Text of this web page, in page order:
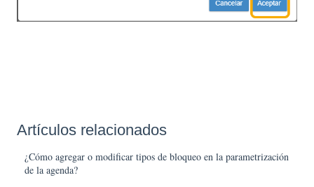
Artículos relacionados
¿Cómo agregar o modificar tipos de bloqueo en la parametrización
de la agenda?